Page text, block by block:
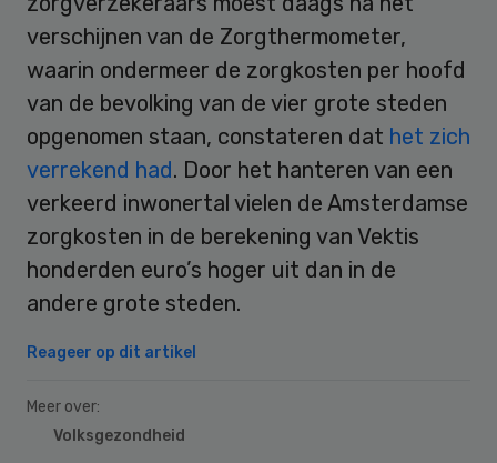
verschijnen van de Zorgthermometer,
waarin ondermeer de zorgkosten per hoofd
van de bevolking van de vier grote steden
opgenomen staan, constateren dat het zich
verrekend had. Door het hanteren van een
verkeerd inwonertal vielen de Amsterdamse
zorgkosten in de berekening van Vektis
honderden euro’s hoger uit dan in de
andere grote steden.
Reageer op dit artikel
Meer over:
Volksgezondheid